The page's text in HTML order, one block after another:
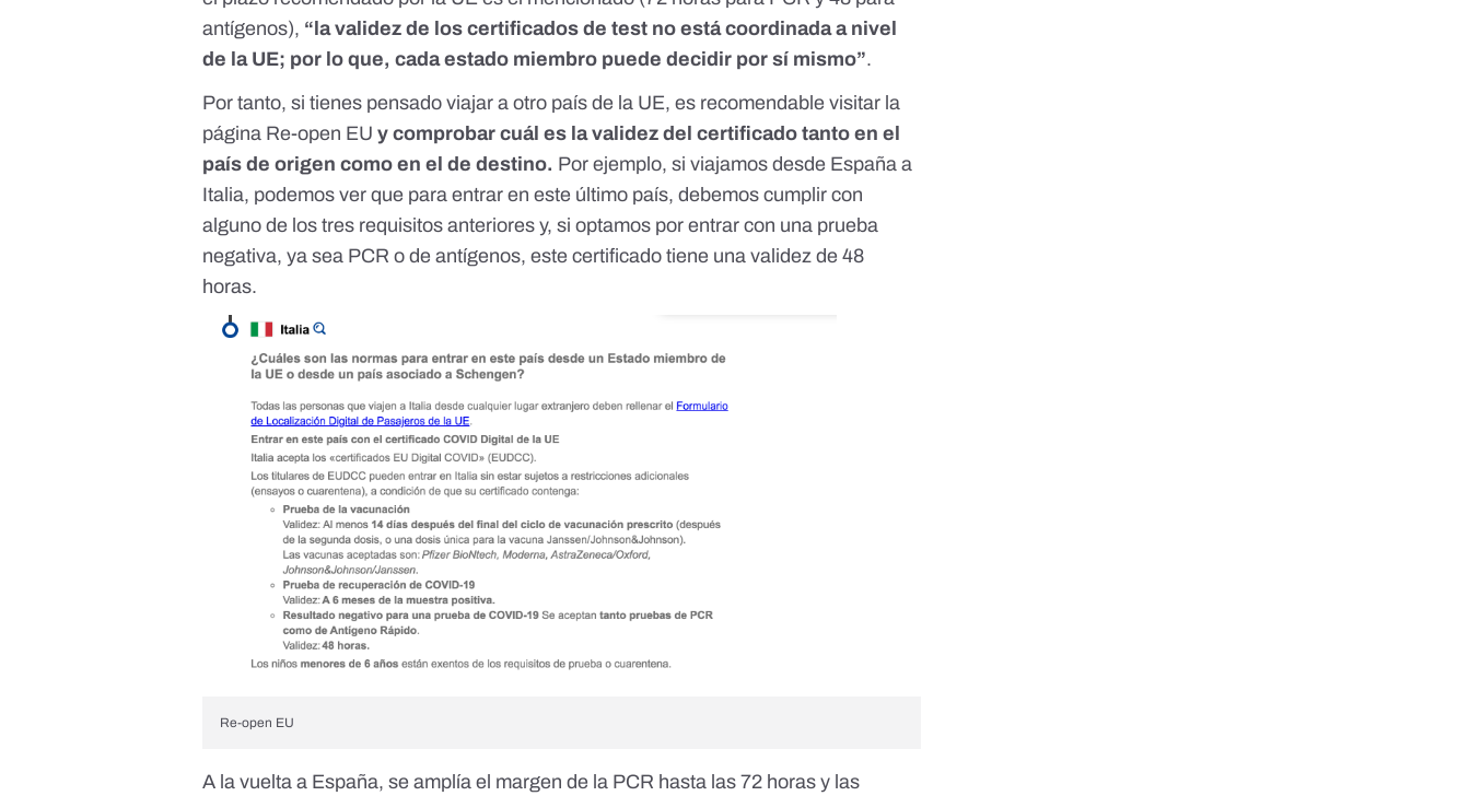
antígenos), “la validez de los certificados de test no está coordinada a nivel
de la UE; por lo que, cada estado miembro puede decidir por sí mismo”.
Por tanto, si tienes pensado viajar a otro país de la UE, es recomendable visitar la
página Re-open EU y comprobar cuál es la validez del certificado tanto en el
país de origen como en el de destino. Por ejemplo,si viajamos desde España a
Italia, podemos ver que para entrar en este último país, debemos cumplir con
alguno de los tres requisitos anteriores y, si optamos por entrar con una prueba
negativa, ya sea PCR o de antígenos, este certificado tiene una validez de 48
horas.
Re-open EU
A la vuelta a España, se amplía el margen de la PCR hasta las 72 horas y las